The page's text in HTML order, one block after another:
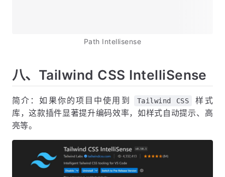
Path Intellisense
八、Tailwind CSS IntelliSense
简介：如果你的项目中使用到 Tailwind CSS
样式
库，这款插件显著提升编码效率，如样式自动提示、高
亮等。